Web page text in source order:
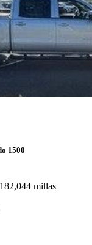
1500
182,044 millas